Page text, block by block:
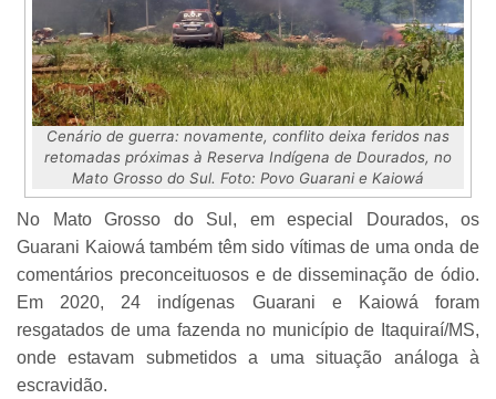
Cenário de guerra: novamente, conflito deixa feridos nas
retomadas próximas à Reserva Indígena de Dourados, no
Mato Grosso do Sul. Foto: Povo Guarani e Kaiowá
No Mato Grosso do Sul, em especial Dourados, os
Guarani Kaiowá também têm sido vítimas de uma onda de
comentários preconceituosos e de disseminação de ódio.
Em 2020, 24 indígenas Guarani e Kaiowá foram
resgatados de uma fazenda no município de Itaquiraí/MS,
onde estavam submetidos a uma situação análoga à
escravidão.